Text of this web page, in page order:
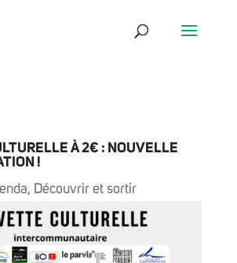
À 2€ : NOUVELLE
!
, Découvrir et sortir